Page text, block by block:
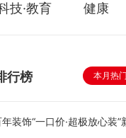
技·教育 健康
行榜 本月热门
装饰“一口价·超极放心装”